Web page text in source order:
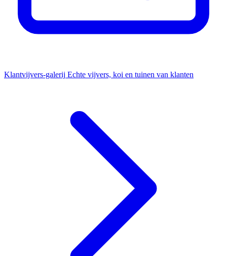
Klantvijvers-galerij Echte vijvers, koi en tuinen van klanten